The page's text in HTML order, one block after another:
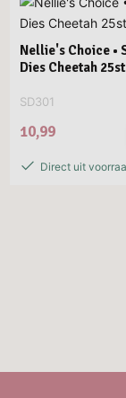
Nellie's Choice •
Dies Cheetah
SD301
10,99
Direct uit